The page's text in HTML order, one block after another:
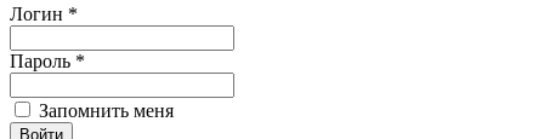
Логин *
Пароль *
Запомнить меня